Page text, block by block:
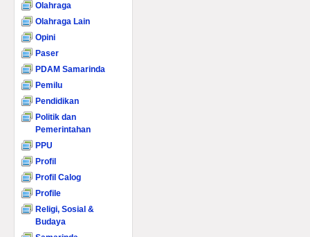
Olahraga
Olahraga Lain
Opini
Paser
PDAM Samarinda
Pemilu
Pendidikan
Politik dan
Pemerintahan
PPU
Profil
Profil Calog
Profile
Religi, Sosial &
Budaya